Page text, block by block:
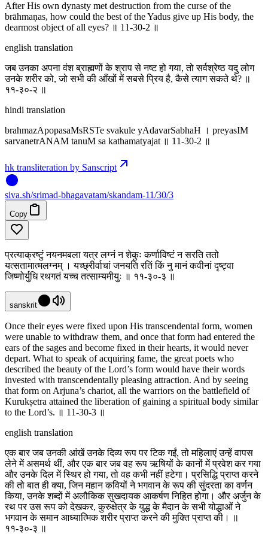
After His own dynasty met destruction from the curse of the
brāhmaṇas, how could the best of the Yadus give up His body, the
dearmost object of all eyes? ॥ 11-30-2 ॥
english translation
जब उनका अपना वंश ब्राह्मणों के श्राप से नष्ट हो गया, तो सर्वश्रेष्ठ यदु लोग
उनके शरीर को, जो सभी की आँखों में सबसे प्रिय है, कैसे त्याग सकते थे? ॥
११-३०-२ ॥
hindi translation
brahmazApopasaMsRSTe svakule yAdavarSabhaH । preyasIM
sarvanetrANAM tanuM sa kathamatyajat ॥ 11-30-2 ॥
hk transliteration by Sanscript
siva.sh/srimad-bhagavatam/skandam-11/30/3
Copy
प्रत्याक्रष्टुं नयनमबला यत्र लग्नं न शेकुः कर्णाविष्टं न सरति ततो
यत्सतामात्मलग्नम् । यच्छ्रीर्वाचां जनयति रतिं किं नु मानं कवीनां दृष्ट्वा
जिष्णोर्युधि रथगतं यच्च तत्साम्यमीयुः ॥ ११-३०-३ ॥
sanskrit
Once their eyes were fixed upon His transcendental form, women
were unable to withdraw them, and once that form had entered the
ears of the sages and become fixed in their hearts, it would never
depart. What to speak of acquiring fame, the great poets who
described the beauty of the Lord’s form would have their words
invested with transcendentally pleasing attraction. And by seeing
that form on Arjuna’s chariot, all the warriors on the battlefield of
Kurukṣetra attained the liberation of gaining a spiritual body similar
to the Lord’s. ॥ 11-30-3 ॥
english translation
एक बार जब उनकी आंखें उनके दिव्य रूप पर टिक गईं, तो महिलाएं उन्हें वापस
लेने में असमर्थ थीं, और एक बार जब वह रूप ऋषियों के कानों में प्रवेश कर गया
और उनके दिल में स्थिर हो गया, तो वह कभी नहीं हटेगा। प्रसिद्धि प्राप्त करने
की तो बात ही क्या, जिन महान कवियों ने भगवान के रूप की सुंदरता का वर्णन
किया, उनके शब्दों में अलौकिक सुखदायक आकर्षण निहित होगा। और अर्जुन के
रथ पर उस रूप को देखकर, कुरुक्षेत्र के युद्ध के मैदान के सभी योद्धाओं ने
भगवान के समान आध्यात्मिक शरीर प्राप्त करने की मुक्ति प्राप्त की। ॥
११-३०-३ ॥